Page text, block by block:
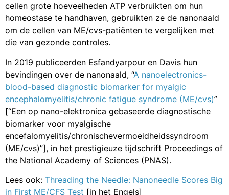
cellen grote hoeveelheden ATP verbruikten om hun
homeostase te handhaven, gebruikten ze de nanonaald
om de cellen van ME/cvs-patiënten te vergelijken met
die van gezonde controles.
In 2019 publiceerden Esfandyarpour en Davis hun
bevindingen over de nanonaald, “A nanoelectronics-
blood-based diagnostic biomarker for myalgic
encephalomyelitis/chronic fatigue syndrome (ME/cvs)”
[“Een op nano-elektronica gebaseerde diagnostische
biomarker voor myalgische
encefalomyelitis/chronischevermoeidheidssyndroom
(ME/cvs)”], in het prestigieuze tijdschrift Proceedings of
the National Academy of Sciences (PNAS).
Lees ook: Threading the Needle: Nanoneedle Scores Big
in First ME/CFS Test [in het Engels]